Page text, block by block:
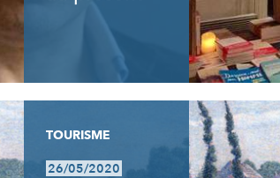
TOURISME
26/05/2020